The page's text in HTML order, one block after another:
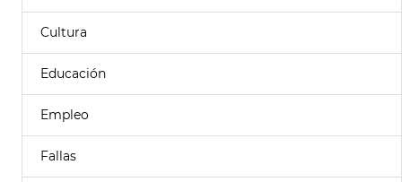
Cultura
Educación
Empleo
Fallas